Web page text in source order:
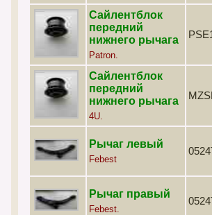
Сайлентблок
передний
нижнего рычага
Patron.
Сайлентблок
передний
нижнего рычага
4U.
Рычаг левый
Febest
Рычаг правый
Febest.